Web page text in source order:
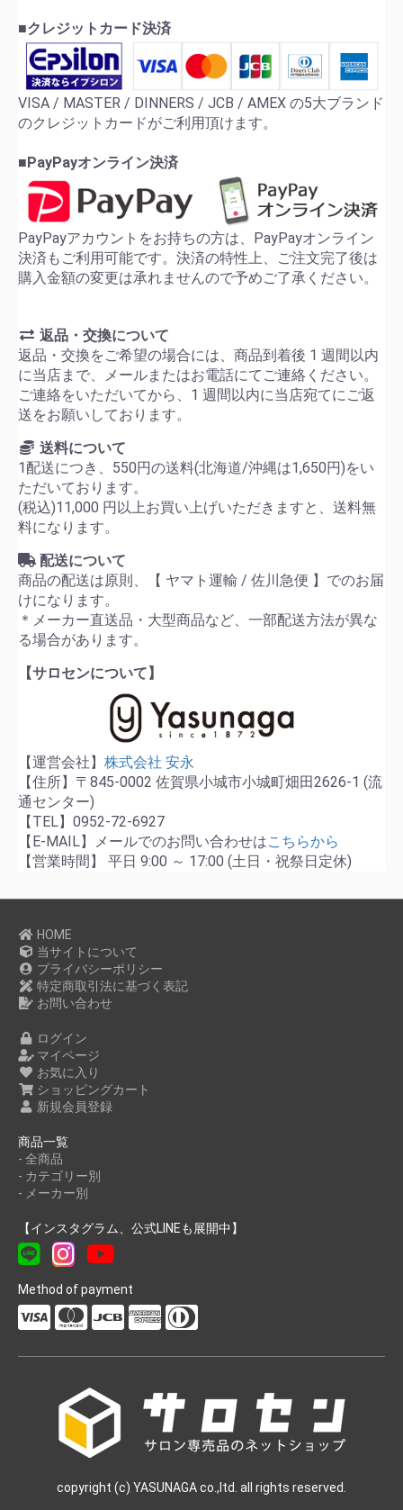
■クレジットカード決済
VISA / MASTER / DINNERS / JCB / AMEX の5大ブランド
のクレジットカードがご利用頂けます。
■PayPayオンライン決済
PayPayアカウントをお持ちの方は、PayPayオンライン
決済もご利用可能です。決済の特性上、ご注文完了後は
購入金額の変更は承れませんので予めご了承ください。
返品・交換について
返品・交換をご希望の場合には、商品到着後 1 週間以内
に当店まで、メールまたはお電話にてご連絡ください。
ご連絡をいただいてから、1 週間以内に当店宛てにご返
送をお願いしております。
送料について
1配送につき、550円の送料(北海道/沖縄は1,650円)をい
ただいております。
(税込)11,000 円以上お買い上げいただきますと、送料無
料になります。
配送について
商品の配送は原則、【 ヤマト運輸 / 佐川急便 】でのお届
けになります。
＊メーカー直送品・大型商品など、一部配送方法が異な
る場合があります。
【サロセンについて】
【運営会社】 株式会社 安永
【住所】〒845-0002 佐賀県小城市小城町畑田2626-1 (流
通センター)
【TEL】0952-72-6927
【E-MAIL】メールでのお問い合わせはこちらから
【営業時間】 平日 9:00 ～ 17:00 (土日・祝祭日定休)
HOME
当サイトについて
プライバシーポリシー
特定商取引法に基づく表記
お問い合わせ
ログイン
マイページ
お気に入り
ショッピングカート
新規会員登録
商品一覧
- 全商品
- カテゴリー別
- メーカー別
【インスタグラム、公式LINEも展開中】
Method of payment
copyright (c) YASUNAGA co.,ltd. all rights reserved.